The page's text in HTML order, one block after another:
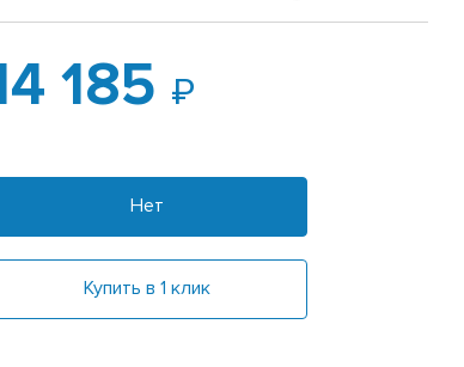
185
Нет
Купить в 1 клик